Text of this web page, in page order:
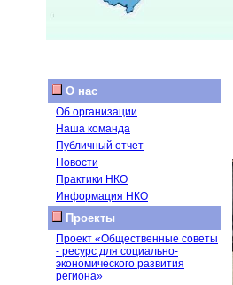
О нас
Об организации
Наша команда
Публичный отчет
Новости
Практики НКО
Информация НКО
Проекты
Проект «Общественные советы
- ресурс для социально-
экономического развития
региона»